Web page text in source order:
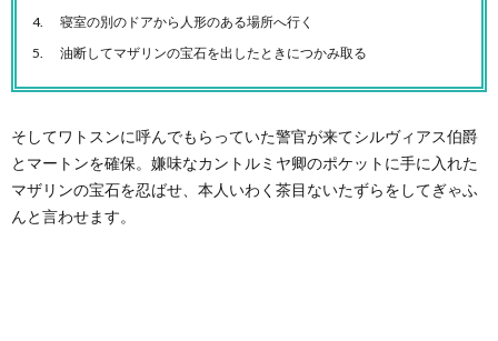
寝室の別のドアから人形のある場所へ行く
油断してマザリンの宝石を出したときにつかみ取る
そしてワトスンに呼んでもらっていた警官が来てシルヴィアス伯爵
とマートンを確保。嫌味なカントルミヤ卿のポケットに手に入れた
マザリンの宝石を忍ばせ、本人いわく茶目ないたずらをしてぎゃふ
んと言わせます。